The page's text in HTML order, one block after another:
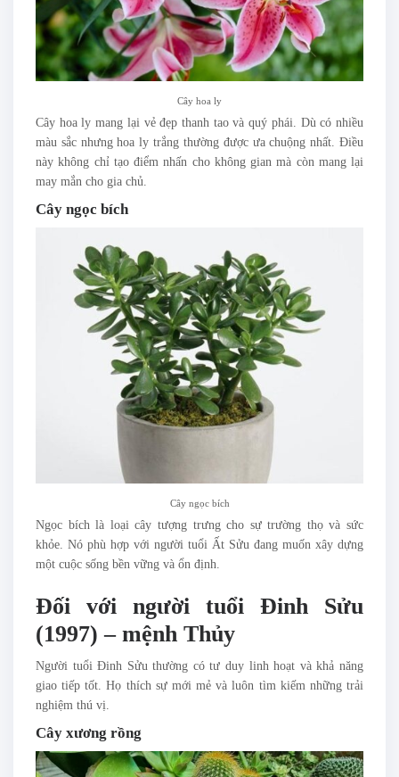
Cây hoa ly
Cây hoa ly mang lại vẻ đẹp thanh tao và quý phái. Dù có nhiều
màu sắc nhưng hoa ly trắng thường được ưa chuộng nhất. Điều
này không chỉ tạo điểm nhấn cho không gian mà còn mang lại
may mắn cho gia chủ.
Cây ngọc bích
Cây ngọc bích
Ngọc bích là loại cây tượng trưng cho sự trường thọ và sức
khỏe. Nó phù hợp với người tuổi Ất Sửu đang muốn xây dựng
một cuộc sống bền vững và ổn định.
Đối với người tuổi Đinh Sửu
(1997) – mệnh Thủy
Người tuổi Đinh Sửu thường có tư duy linh hoạt và khả năng
giao tiếp tốt. Họ thích sự mới mẻ và luôn tìm kiếm những trải
nghiệm thú vị.
Cây xương rồng